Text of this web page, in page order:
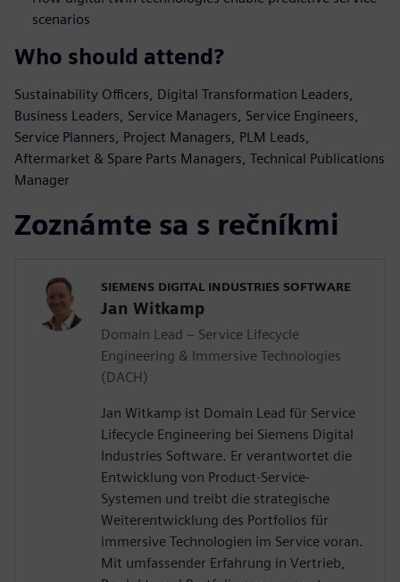
scenarios
Who should attend?
Sustainability Officers, Digital Transformation Leaders,
Business Leaders, Service Managers, Service Engineers,
Service Planners, Project Managers, PLM Leads,
Aftermarket & Spare Parts Managers, Technical Publications
Manager
Zoznámte sa s rečníkmi
SIEMENS DIGITAL INDUSTRIES SOFTWARE
Jan Witkamp
Domain Lead – Service Lifecycle
Engineering & Immersive Technologies
(DACH)
Jan Witkamp ist Domain Lead für Service
Lifecycle Engineering bei Siemens Digital
Industries Software. Er verantwortet die
Entwicklung von Product-Service-
Systemen und treibt die strategische
Weiterentwicklung des Portfolios für
immersive Technologien im Service voran.
Mit umfassender Erfahrung in Vertrieb,